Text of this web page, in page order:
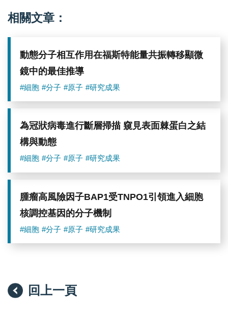
分
析
術
（圖
源：
研
院）
相關文章：
動態分子相互作用在福斯特能量共振轉移顯微
鏡中的最佳推導
#細胞 #分子 #原子 #研究成果
為冠狀病毒進行斷層掃描 窺見表面棘蛋白之結
構與動態
#細胞 #分子 #原子 #研究成果
腫瘤高風險因子BAP1受TNPO1引領進入細胞
核調控基因的分子機制
#細胞 #分子 #原子 #研究成果
回上一頁